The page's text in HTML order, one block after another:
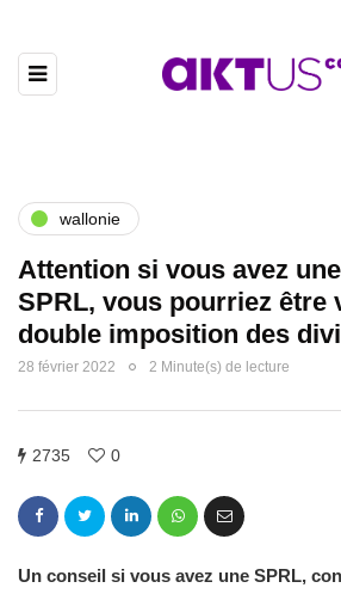
wallonie
Attention si vous avez une
SPRL, vous pourriez être
double imposition des
28 février 2022 2 Minute(s) de lecture
2735 0
Un conseil si vous avez une SPRL,